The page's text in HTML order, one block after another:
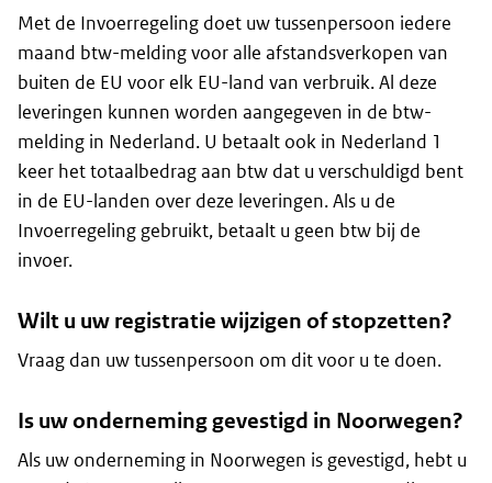
Met de Invoerregeling doet uw tussenpersoon iedere
maand btw-melding voor alle afstandsverkopen van
buiten de EU voor elk EU-land van verbruik. Al deze
leveringen kunnen worden aangegeven in de btw-
melding in Nederland. U betaalt ook in Nederland 1
keer het totaalbedrag aan btw dat u verschuldigd bent
in de EU-landen over deze leveringen. Als u de
Invoerregeling gebruikt, betaalt u geen btw bij de
invoer.
Wilt u uw registratie wijzigen of stopzetten?
Vraag dan uw tussenpersoon om dit voor u te doen.
Is uw onderneming gevestigd in Noorwegen?
Als uw onderneming in Noorwegen is gevestigd, hebt u